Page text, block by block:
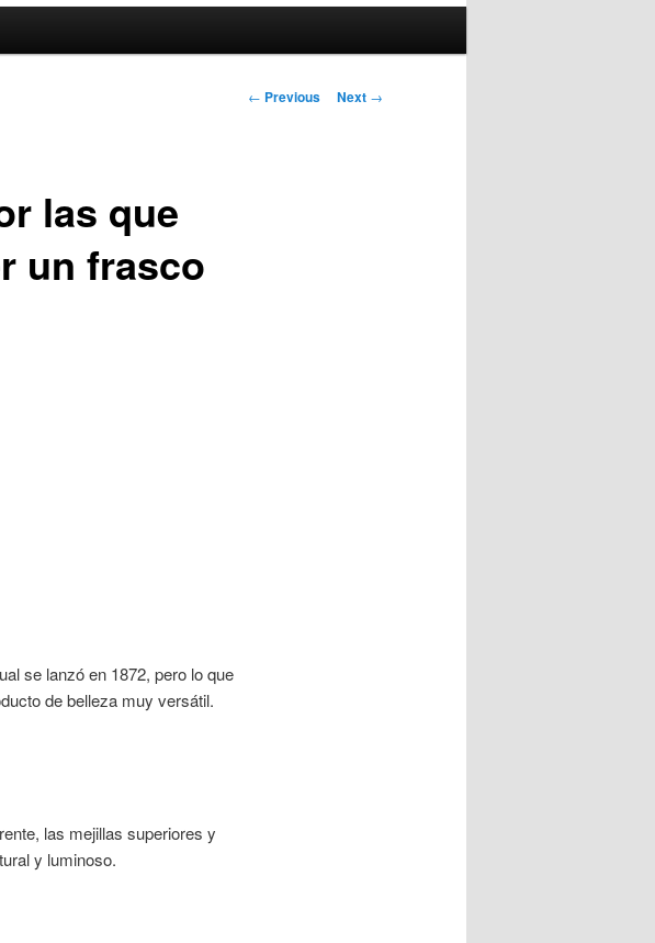
Post
← Previous Next →
las que
un frasco
se lanzó en 1872, pero lo que
de belleza muy versátil.
las mejillas superiores y
y luminoso.